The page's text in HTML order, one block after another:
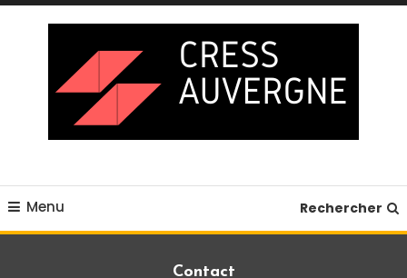
Skip
Menu Rechercher
Contact